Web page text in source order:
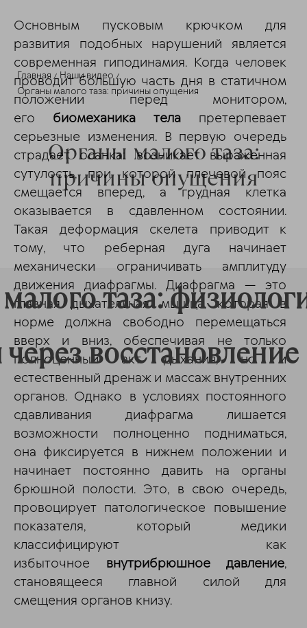
Главная
Наши видео
Органы малого таза: причины опущения
Органы малого таза:
причины опущения
таза:
Основным пусковым крючком для
развития подобных нарушений является
современная гиподинамия. Когда человек
проводит большую часть дня в статичном
положении перед монитором,
его биомеханика телапретерпевает
серьезные изменения. В первую очередь
страдает осанка: возникает выраженная
сутулость, при которой плечевой пояс
смещается вперед, а грудная клетка
оказывается в сдавленном состоянии.
Такая деформация скелета приводит к
тому, что реберная дуга начинает
механически ограничивать амплитуду
движения диафрагмы. Диафрагма — это
главная дыхательная мышца, которая в
норме должна свободно перемещаться
вверх и вниз, обеспечивая не только
полноценный акт дыхания, но и
естественный дренаж и массаж внутренних
органов. Однако в условиях постоянного
сдавливания диафрагма лишается
возможности полноценно подниматься,
она фиксируется в нижнем положении и
начинает постоянно давить на органы
брюшной полости. Это, в свою очередь,
провоцирует патологическое повышение
показателя, который медики
классифицируют как
избыточное внутрибрюшное давление,
становящееся главной силой для
смещения органов книзу.